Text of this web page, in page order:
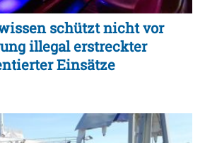
schützt nicht vor
illegal erstreckter
Einsätze